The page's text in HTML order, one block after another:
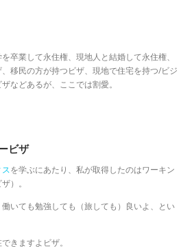
卒業して永住権、現地人と結婚して永住権、
移民の方が持つビザ、現地で住宅を持つ/ビジ
などあるが、ここでは割愛。
ビザ
を学ぶにあたり、私が取得したのはワーキン
）。
いても勉強しても（旅しても）良いよ、とい
きますよビザ。